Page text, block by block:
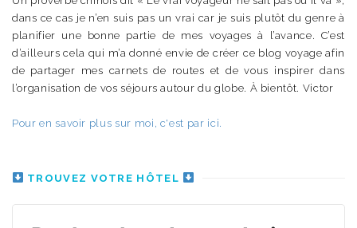
dans ce cas je n’en suis pas un vrai car je suis plutôt du genre à
planifier une bonne partie de mes voyages à l’avance. C’est
d’ailleurs cela qui m’a donné envie de créer ce blog voyage afin
de partager mes carnets de routes et de vous inspirer dans
l’organisation de vos séjours autour du globe. À bientôt. Victor
Pour en savoir plus sur moi, c'est par ici.
TROUVEZ VOTRE HÔTEL